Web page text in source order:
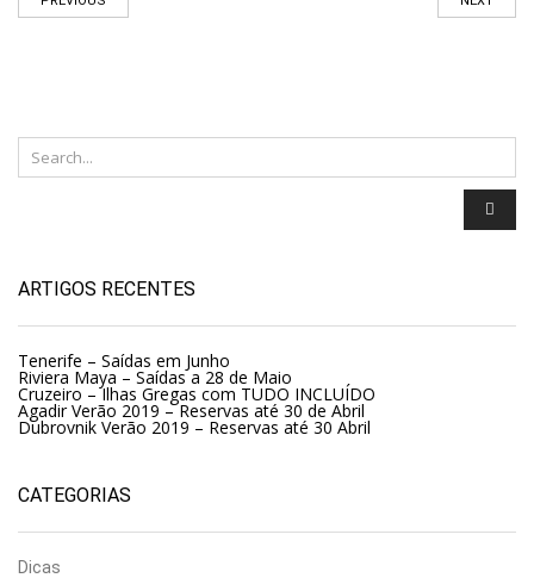
ARTIGOS RECENTES
Tenerife – Saídas em Junho
Riviera Maya – Saídas a 28 de Maio
Cruzeiro – Ilhas Gregas com TUDO INCLUÍDO
Agadir Verão 2019 – Reservas até 30 de Abril
Dubrovnik Verão 2019 – Reservas até 30 Abril
CATEGORIAS
Dicas